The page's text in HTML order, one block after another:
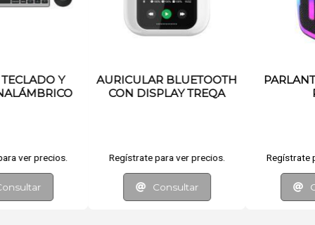
PARLANTE 2 X 6.5 LED
RGB
Regístrate para ver precios.
Consultar
LICUADORA
Regístrate para ver
Consultar